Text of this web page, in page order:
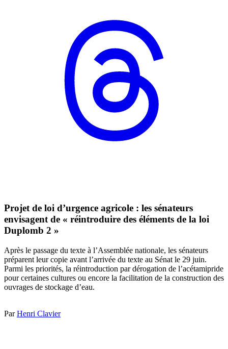
Projet de loi d’urgence agricole : les sénateurs
envisagent de « réintroduire des éléments de la loi
Duplomb 2 »
Après le passage du texte à l’Assemblée nationale, les sénateurs
préparent leur copie avant l’arrivée du texte au Sénat le 29 juin.
Parmi les priorités, la réintroduction par dérogation de l’acétamipride
pour certaines cultures ou encore la facilitation de la construction des
ouvrages de stockage d’eau.
ParHenri Clavier